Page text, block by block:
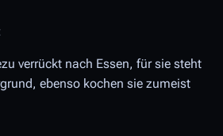
verrückt nach Essen, für sie steht
ebenso kochen sie zumeist